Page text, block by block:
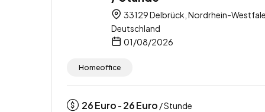
33129 Delbrück, Nordrhein-
Deutschland
01/08/2026
Homeoffice
26Euro - 26Euro / Stunde